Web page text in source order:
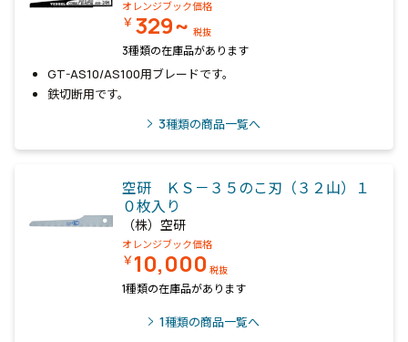
オレンジブック価格
￥ 329~ 税抜
3種類の在庫品があります
GT-AS10/AS100用ブレードです。
鉄切断用です。
3種類の商品一覧へ
空研 ＫＳ－３５のこ刃（３２山）１
０枚入り
（株）空研
オレンジブック価格
￥10,000 税抜
1種類の在庫品があります
1種類の商品一覧へ